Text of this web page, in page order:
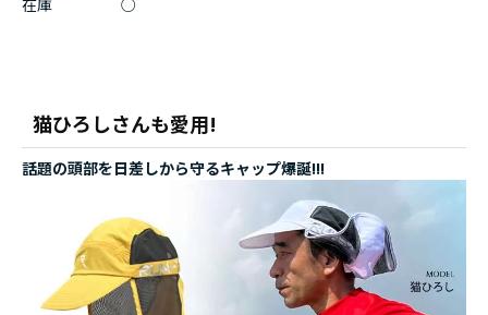
在庫 ○
猫ひろしさんも愛用!
話題の頭部を日差しから守るキャップ爆誕!!!